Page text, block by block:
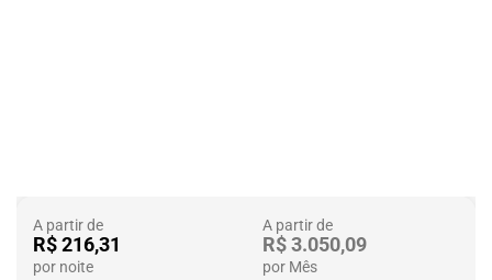
A partir de
R$ 216,31
por noite
A partir de
R$ 3.050,09
por Mês